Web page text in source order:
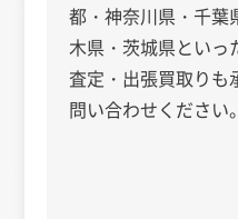
都・神奈川県・千葉
木県・茨城県といっ
査定・出張買取りも
問い合わせください。